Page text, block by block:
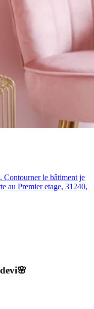
Contourner le bâtiment je
au Premier etage, 31240,